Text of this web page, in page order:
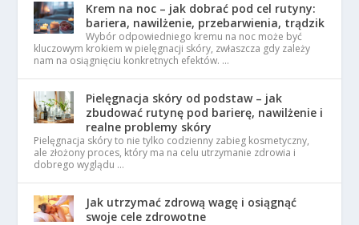
Krem na noc – jak dobrać pod cel rutyny:
bariera, nawilżenie, przebarwienia, trądzik
Wybór odpowiedniego kremu na noc może być
kluczowym krokiem w pielęgnacji skóry, zwłaszcza gdy zależy
nam na osiągnięciu konkretnych efektów. …
Pielęgnacja skóry od podstaw – jak
zbudować rutynę pod barierę, nawilżenie i
realne problemy skóry
Pielęgnacja skóry to nie tylko codzienny zabieg kosmetyczny,
ale złożony proces, który ma na celu utrzymanie zdrowia i
dobrego wyglądu …
Jak utrzymać zdrową wagę i osiągnąć
swoje cele zdrowotne